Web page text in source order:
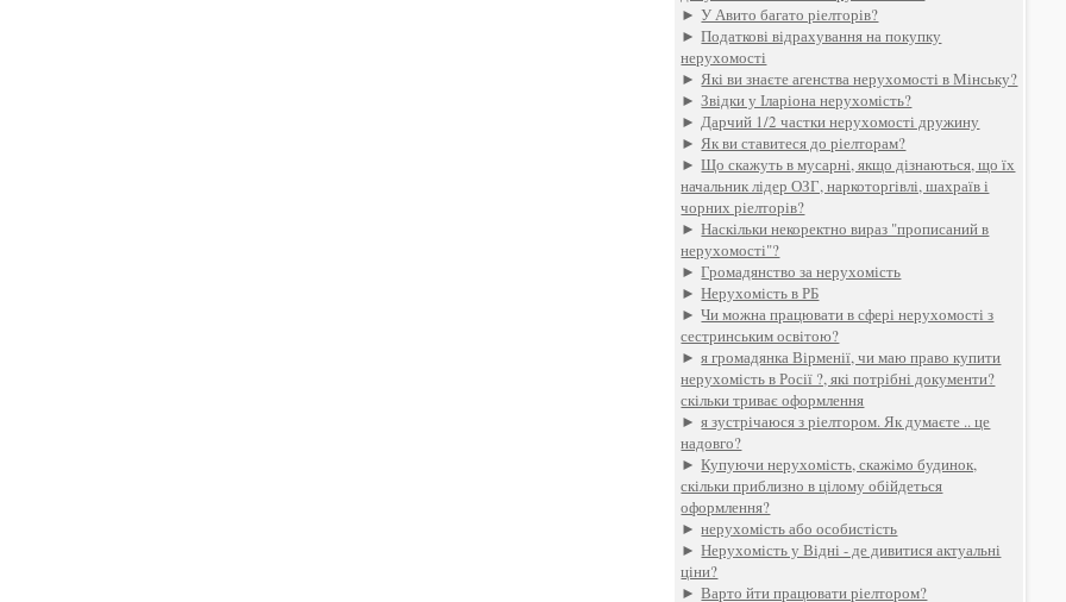
►У Авито багато ріелторів?
►Податкові відрахування на покупку
нерухомості
►Які ви знаєте агенства нерухомості в Мінську?
►Звідки у Іларіона нерухомість?
►Дарчий 1/2 частки нерухомості дружину
►Як ви ставитеся до ріелторам?
►Що скажуть в мусарні, якщо дізнаються, що їх
начальник лідер ОЗГ, наркоторгівлі, шахраїв і
чорних ріелторів?
►Наскільки некоректно вираз "прописаний в
нерухомості"?
►Громадянство за нерухомість
►Нерухомість в РБ
►Чи можна працювати в сфері нерухомості з
сестринським освітою?
►я громадянка Вірменії, чи маю право купити
нерухомість в Росії ?, які потрібні документи?
скільки триває оформлення
►я зустрічаюся з ріелтором. Як думаєте .. це
надовго?
►Купуючи нерухомість, скажімо будинок,
скільки приблизно в цілому обійдеться
оформлення?
►нерухомість або особистість
►Нерухомість у Відні - де дивитися актуальні
ціни?
►Варто йти працювати ріелтором?